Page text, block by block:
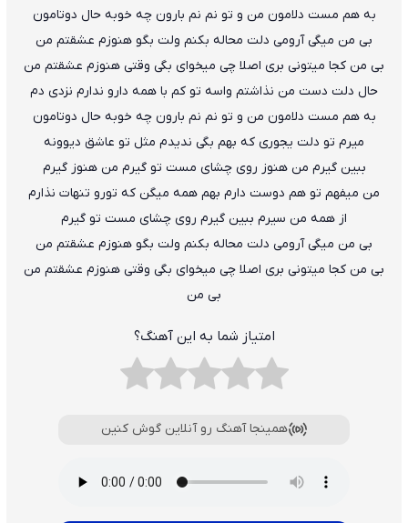
به هم مست دلامون من و تو نم نم بارون چه خوبه حال دوتامون
بی من میگی آرومی دلت محاله بکنم ولت بگو هنوزم عشقتم من
بی من کجا میتونی بری اصلا چی میخوای بگی وقتی هنوزم عشقتم من
حال دلت دست من نذاشتم واسه تو کم با همه دارو ندارم نزدی دم
به هم مست دلامون من و تو نم نم بارون چه خوبه حال دوتامون
میرم تو دلت یجوری که بهم بگی ندیدم مثل تو عاشق دیوونه
ببین گیرم من هنوز روی چشای مست تو گیرم من هنوز گیرم
من میفهم تو هم دوست دارم بهم همه میگن که تورو تنهات نذارم
از همه من سیرم ببین گیرم روی چشای مست تو گیرم
بی من میگی آرومی دلت محاله بکنم ولت بگو هنوزم عشقتم من
بی من کجا میتونی بری اصلا چی میخوای بگی وقتی هنوزم عشقتم من
بی من
امتیاز شما به این آهنگ؟
همینجا آهنگ رو آنلاین گوش کنین